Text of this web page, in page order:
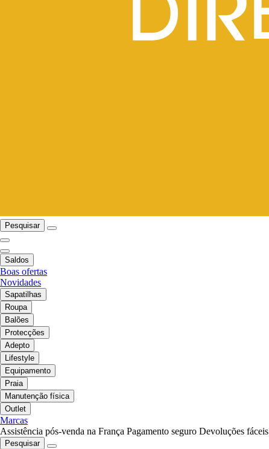
Pesquisar
Saldos
Boas ofertas
Novidades
Sapatilhas
Roupa
Balões
Protecções
Adepto
Lifestyle
Equipamento
Praia
Manutenção física
Outlet
Marcas
Assistência pós-venda na França Pagamento seguro Devoluções fáceis
Pesquisar